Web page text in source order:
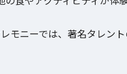
モニーでは、著名タレン